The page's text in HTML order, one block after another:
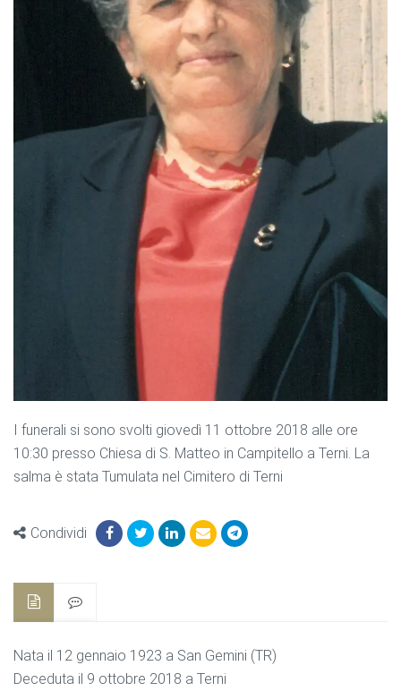
I funerali si sono svolti giovedì 11 ottobre 2018 alle ore
10:30 presso Chiesa di S. Matteo in Campitello a Terni. La
salma è stata Tumulata nel Cimitero di Terni
Condividi
Nata il 12 gennaio 1923 a San Gemini (TR)
Deceduta il 9 ottobre 2018 a Terni